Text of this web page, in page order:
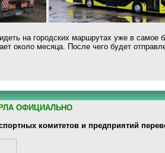
на городских маршрутах уже в самое
около месяца. После чего будет
ОФИЦИАЛЬНО
комитетов и предприятий